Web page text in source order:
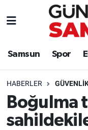
Samsun Spor
HABERLER
Boğulma
Samsun
Politika
Nöbetçi
Süper Lig